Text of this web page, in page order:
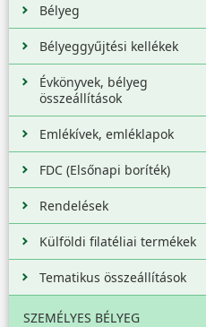
Bélyeg
Bélyeggyűjtési kellékek
Évkönyvek, bélyeg
összeállítások
Emlékívek, emléklapok
FDC (Elsőnapi boríték)
Rendelések
Külföldi filatéliai termékek
Tematikus összeállítások
SZEMÉLYES BÉLYEG